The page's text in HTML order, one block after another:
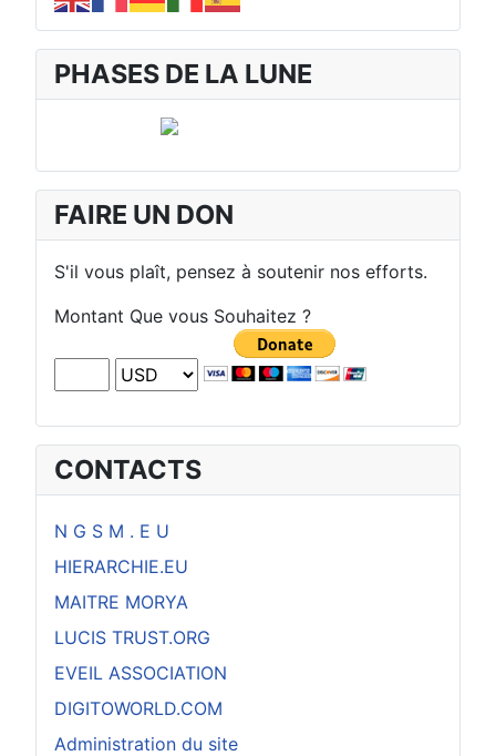
PHASES DE LA LUNE
FAIRE UN DON
S'il vous plaît, pensez à soutenir nos efforts.
Montant Que vous Souhaitez ?
CONTACTS
N G S M . E U
HIERARCHIE.EU
MAITRE MORYA
LUCIS TRUST.ORG
EVEIL ASSOCIATION
DIGITOWORLD.COM
Administration du site